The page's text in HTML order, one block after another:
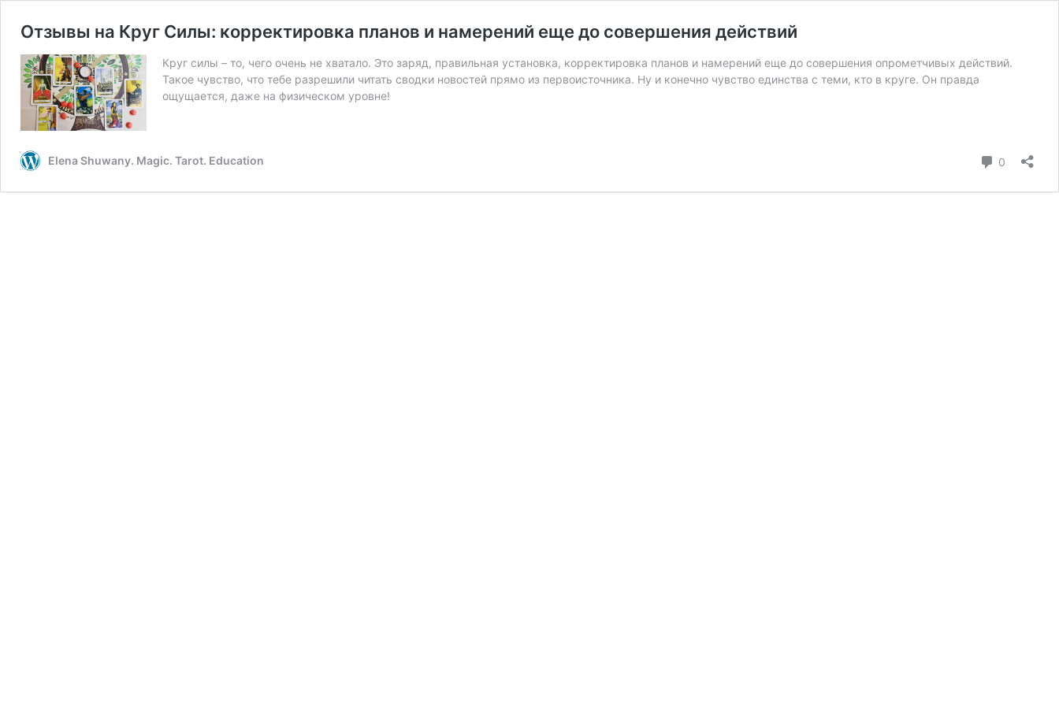
Отзывы на Круг Силы: корректировка планов и намерений еще до совершения действий
Круг силы – то, чего очень не хватало. Это заряд, правильная установка, корректировка планов и намерений еще до совершения опрометчивых действий.
Такое чувство, что тебе разрешили читать сводки новостей прямо из первоисточника. Ну и конечно чувство единства с теми, кто в круге. Он правда
ощущается, даже на физическом уровне!
Elena Shuwany. Magic. Tarot. Education 0